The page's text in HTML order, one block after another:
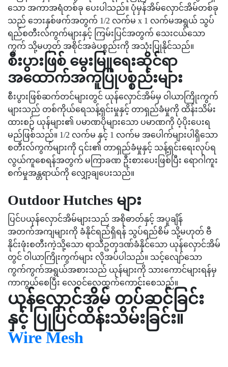
သော အကာအရံတစ်ခု ပေးပါသည်။ ပုံမှန်အိမ်လှောင်အိမ်တစ်ခု
သည် ဘေးနှစ်ဖက်အတွက် 1/2 လက်မ x 1 လက်မအရွယ် သွပ်
ရည်စတီးလ်ကွက်များနှင့် ကြမ်းပြင်အတွက် သေးငယ်သော
ကွက် သို့မဟုတ် အစိုင်အခဲပစ္စည်းကို အသုံးပြုနိုင်သည်။
စီးပွားဖြစ် မွေးမြူရေးဆိုင်ရာ
အထောက်အကူပြုပစ္စည်းများ
စီးပွားဖြစ်ဆက်တင်များတွင် ယုန်လှောင်အိမ်မှ ဝါယာကြိုးကွက်
များသည် တစ်ကိုယ်ရေသန့်ရှင်းမှုနှင့် တာရှည်ခံမှုကို ထိန်းသိမ်း
ထားစဉ် ယုန်များ၏ ပမာဏပိုများသော ပမာဏကို ပံ့ပိုးပေးရ
မည်ဖြစ်သည်။ 1/2 လက်မ နှင့် 1 လက်မ အပေါက်များပါရှိသော
စတီးလ်ကွက်များကို ၎င်း၏ တာရှည်ခံမှုနှင့် သန့်ရှင်းရေးလုပ်ရ
လွယ်ကူစေရန်အတွက် မကြာခဏ ဦးစားပေးဖြစ်ပြီး ရောဂါကူး
စက်မှုအန္တရာယ်ကို လျှော့ချပေးသည်။
Outdoor Hutches များ
ပြင်ပယုန်လှောင်အိမ်များသည် အစိုဓာတ်နှင့် အပူချိန်
အတက်အကျများကို ခံနိုင်ရည်ရှိရန် သွပ်ရည်စိမ် သို့မဟုတ် ဗီ
နိုင်းဖုံးစတီးကဲ့သို့သော ရာသီဥတုဒဏ်ခံနိုင်သော ယုန်လှောင်အိမ်
တွင် ဝါယာကြိုးကွက်များ လိုအပ်ပါသည်။ သင့်လျော်သော
ကွက်ကွက်အရွယ်အစားသည် ယုန်များကို သားကောင်များရန်မှ
ကာကွယ်စေပြီး လေဝင်လေထွက်ကောင်းစေသည်။
ယုန်လှောင်အိမ် တပ်ဆင်ခြင်း
နှင့် ပြုပြင်ထိန်းသိမ်းခြင်း။
Wire Mesh